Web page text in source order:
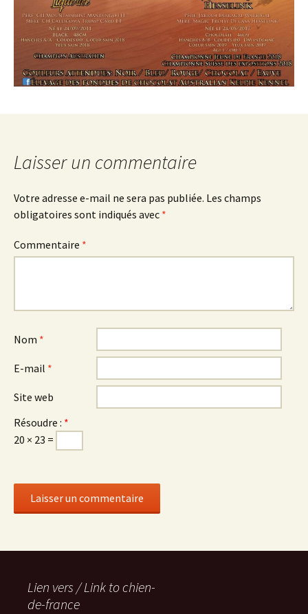
Laisser un commentaire
Votre adresse e-mail ne sera pas publiée. Les champs
obligatoires sont indiqués avec *
Commentaire *
Nom *
E-mail *
Site web
Résoudre : *
20 × 23 =
Lien vers / Link to chien-
de-france